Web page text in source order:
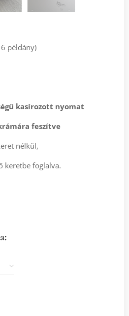
példány)
kasírozott nyomat
feszítve
nélkül,
keretbe foglalva.